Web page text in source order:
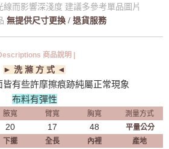
線而影響深淺度 建議多參考單品圖片
無提供尺寸更換 / 退貨服務
商品說明 |
► 洗 滌 方 式 ◄
有些許摩擦痕跡純屬正常現象
布料有彈性
腋寬 臂寬 胸寬
測量方式
20 17 48
平量公分
下擺 全長 內裡 產地